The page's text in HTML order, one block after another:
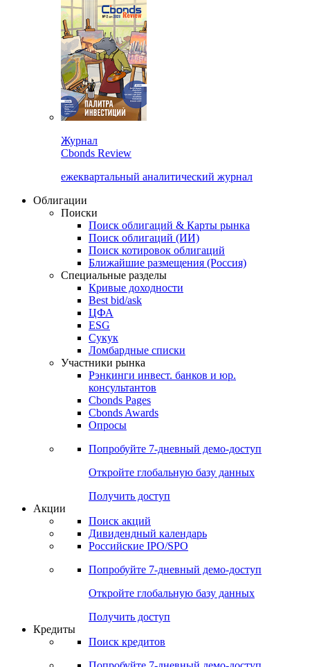
Журнал
Cbonds Review
ежеквартальный аналитический журнал
Облигации
Поиски
Поиск облигаций & Карты рынка
Поиск облигаций (ИИ)
Поиск котировок облигаций
Ближайшие размещения (Россия)
Специальные разделы
Кривые доходности
Best bid/ask
ЦФА
ESG
Сукук
Ломбардные списки
Участники рынка
Рэнкинги инвест. банков и юр.
консультантов
Cbonds Pages
Cbonds Awards
Опросы
Попробуйте 7-дневный демо-доступ
Откройте глобальную базу данных
Получить доступ
Акции
Поиск акций
Дивидендный календарь
Российские IPO/SPO
Попробуйте 7-дневный демо-доступ
Откройте глобальную базу данных
Получить доступ
Кредиты
Поиск кредитов